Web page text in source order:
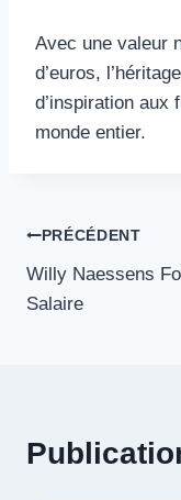
Avec une valeur
d’euros,
d’inspiration aux
monde entier.
Navigation
de
PRÉCÉDENT
Willy Naessens
Salaire